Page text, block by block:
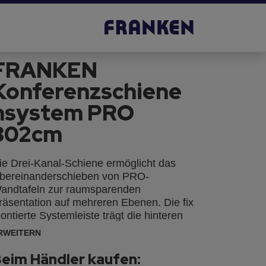
PRO
Drei-Kanal-Schiene ermöglicht das
von PRO-
zur raumsparenden
auf mehreren Ebenen. Die fix
Systemleiste trägt die hinteren
plus flexibel bestückbare
Laufkanälen. Durch das
Händler kaufen: